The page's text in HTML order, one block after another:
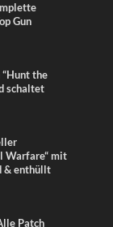
Gun
the
schaltet
Warfare“ mit
& enthüllt
Patch